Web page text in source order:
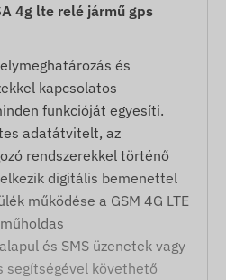
4g lte relé jármű gps
és
kapcsolatos
funkcióját egyesíti.
adatátvitelt, az
rendszerekkel történő
digitális bemenettel
működése a GSM 4G LTE
és SMS üzenetek vagy
segítségével követhető